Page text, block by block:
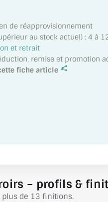
de réapprovisionnement
au stock actuel) : 4 à
et retrait
remise et promotion
fiche article
– profils &
plus de 13 finitions.